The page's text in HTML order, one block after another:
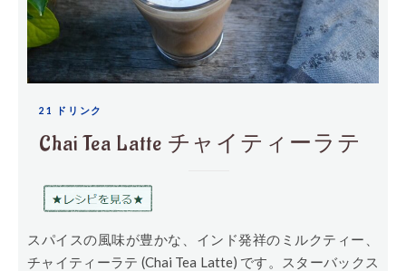
21 ドリンク
Chai Tea Latte チャイティーラテ
スパイスの風味が豊かな、インド発祥のミルクティー、
チャイティーラテ (Chai Tea Latte) です。スターバックス